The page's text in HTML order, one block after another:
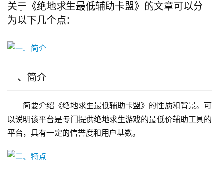
关于《绝地求生最低辅助卡盟》的文章可以分
为以下几个点：
一、简介
简要介绍《绝地求生最低辅助卡盟》的性质和背景。可
以说明该平台是专门提供绝地求生游戏的最低价辅助工具的
平台，具有一定的信誉度和用户基数。